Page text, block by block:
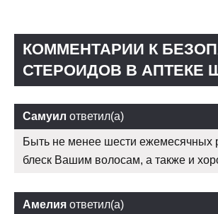
КОММЕНТАРИИ К
СТЕРОИДОВ В АПТЕКЕ
Самуил ответил(а)
Быть не менее шести ежемесячных
блеск Вашим волосам, а также и
Амелия ответил(а)